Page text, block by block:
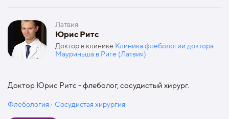
Латвия
Юрис Ритс
Доктор в клинике Клиника флебологии доктора
Мауриньша в Риге (Латвия)
Доктор Юрис Ритс - флеболог, сосудистый хирург.
Флебология · Сосудистая хирургия